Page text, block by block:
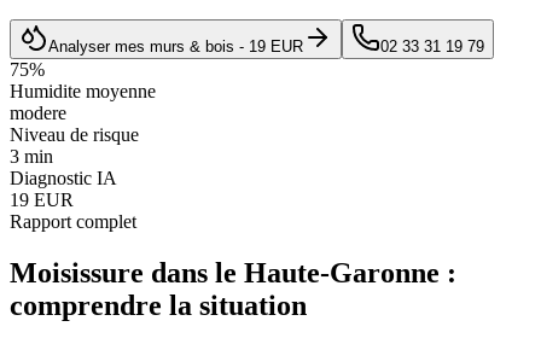
Analyser mes murs & bois - 19 EUR 02 33 31 19 79
75%
Humidite moyenne
modere
Niveau de risque
3 min
Diagnostic IA
19 EUR
Rapport complet
Moisissure dans le Haute-Garonne :
comprendre la situation